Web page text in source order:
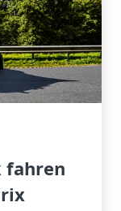
fahren